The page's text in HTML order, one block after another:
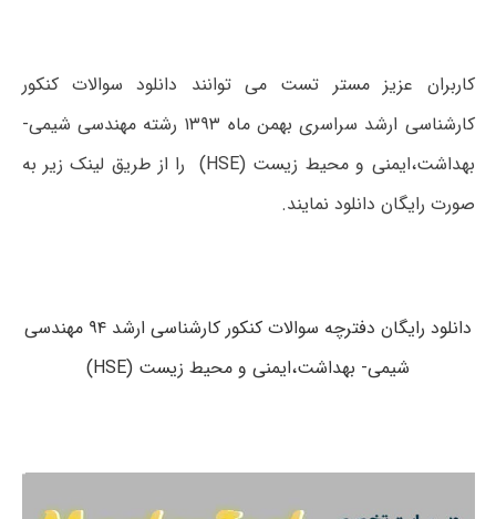
کاربران عزیز مستر تست می توانند دانلود سوالات کنکور
کارشناسی ارشد سراسری بهمن ماه ۱۳۹۳ رشته مهندسی شیمی-
بهداشت،ایمنی و محیط زیست (HSE) را از طریق لینک زیر به
صورت رایگان دانلود نمایند.
دانلود رایگان دفترچه سوالات کنکور کارشناسی ارشد ۹۴ مهندسی
شیمی- بهداشت،ایمنی و محیط زیست (HSE)